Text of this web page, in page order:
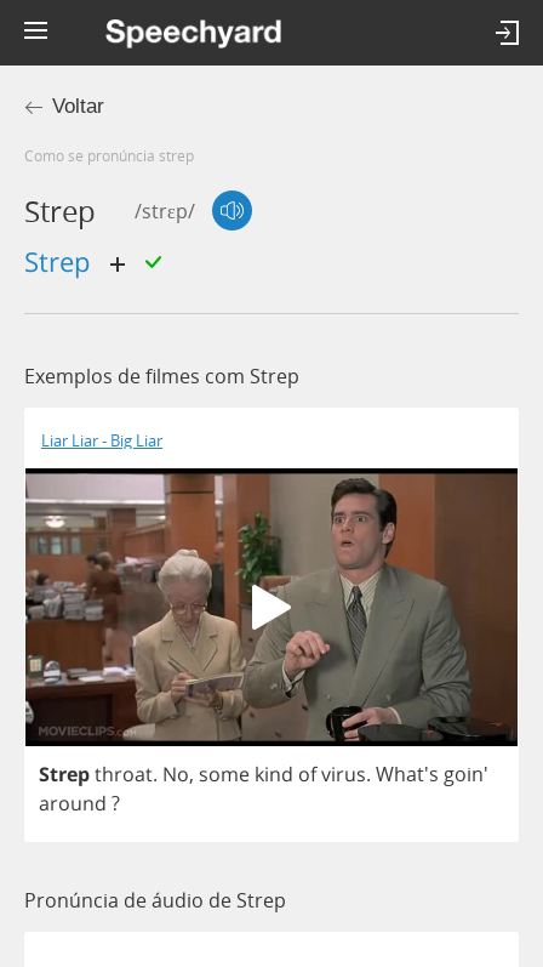
Voltar
Como se pronúncia strep
Strep /strɛp/
strep
Exemplos de filmes com Strep
Liar Liar - Big Liar
Strepthroat. No, some kind ofvirus. What's goin'
around ?
Pronúncia de áudio de Strep